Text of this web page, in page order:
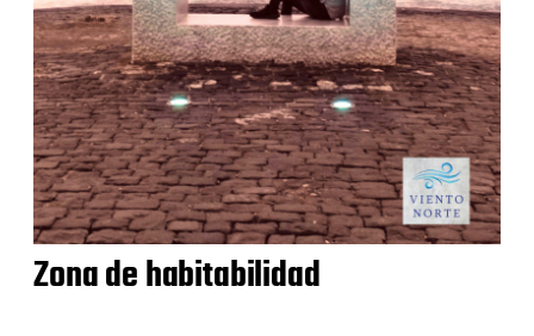
Zona de habitabilidad